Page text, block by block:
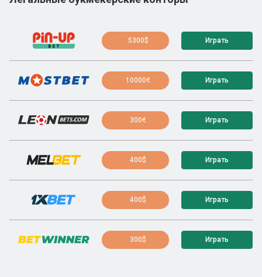
5300$ Играть
10000€ Играть
300€ Играть
400$ Играть
400$ Играть
300$ Играть